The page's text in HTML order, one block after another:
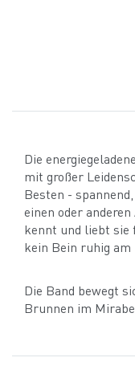
Die
mit großer
Besten -
einen oder
kennt und liebt sie
kein Bein ruhig am
Die Band bewegt
Brunnen im